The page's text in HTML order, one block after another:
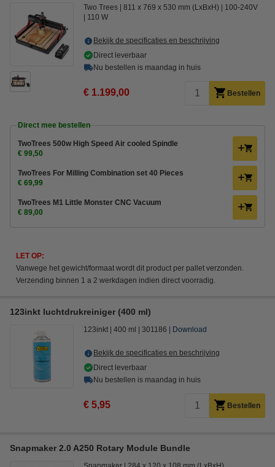
Two Trees 811 x 769 x 530 mm (LxBxH)
100-240V
110 W
Bekijk de specificaties en beschrijving
Direct leverbaar
Nu bestellen is maandag in huis
€ 1.199,00 Bestellen
Direct mee bestellen
TwoTrees 500w High Speed Air cooled Spindle
€ 99,50
TwoTrees For Milling Combination set 40 Pieces
€ 69,99
TwoTrees M1 Little Monster CNC Vacuum
€ 89,00
LET OP:
Vanwege het gewicht/formaat wordt dit product per pallet verzonden.
Verzending binnen 1 a 2 werkdagen indien direct voorradig.
123inkt luchtdrukreiniger (400 ml)
123inkt 400 ml 301186 Download
Bekijk de specificaties en beschrijving
Direct leverbaar
Nu bestellen is maandag in huis
€ 5,95 Bestellen
Snapmaker 2.0 A250 Rotary Module Bundle